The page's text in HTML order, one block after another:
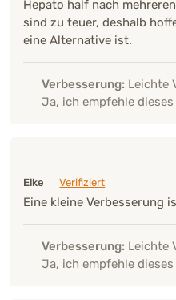
Hepato half nach
sind zu teuer, deshalb
eine Alternative ist.
Verbesserung: Leichte
Ja, ich empfehle
Elke
Verifiziert
Eine kleine Verbesserung
Verbesserung: Leichte
Ja, ich empfehle